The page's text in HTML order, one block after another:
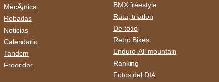
MecÃ¡nica
Robadas
Noticias
Calendario
Tandem
Freerider
BMX freestyle
Ruta, triatlon
De todo
Retro Bikes
Enduro-All mountain
Ranking
Fotos del DIA